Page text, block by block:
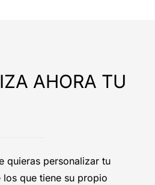
AHORA TU
quieras personalizar tu
los que tiene su propio